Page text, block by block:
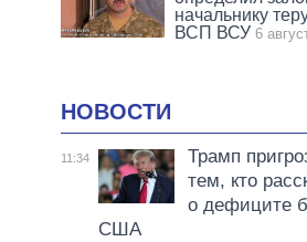
начальнику
ВСП ВСУ 6
НОВОСТИ
11:34
Трамп
тем, кто
о дефиците
США